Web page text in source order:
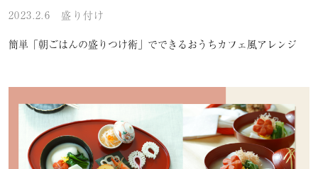
2023.2.6 盛り付け
簡単「朝ごはんの盛りつけ術」でできるおうちカフェ風アレンジ